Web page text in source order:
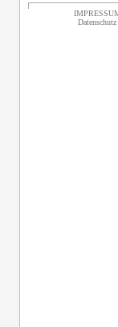
Datenschutz